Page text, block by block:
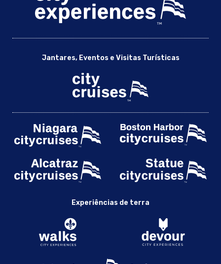
Jantar de Acção de Graças Assinatura Cruzeiro
Cabazes de refeição To-Go para o Dia das Mães na área
Eventos relacionados com casamentos em Berkeley
Jantar clássico de Cruzeiro de Celebração em Berkeley |
Experiências da Cidade
Classic Wedding Dinner Cruise in Berkeley | Experiências da
Cruzeiro clássico de Almoço de Casamento em Berkeley |
Experiências da Cidade
Experiências da Cidade
Experiências da Cidade
Cruzeiros Empresariais Personalizados em Berkeley |
Personalize o seu Evento | Experiências na Cidade
Deck the Halls Lunch Cruise | Company Lunch with City
Jantares, Eventos e Visitas Turísticas
Experiências de terra